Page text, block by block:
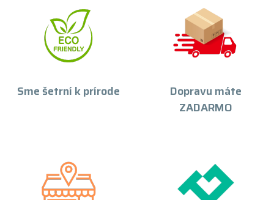
Sme šetrní k prírode
Dopravu máte
ZADARMO